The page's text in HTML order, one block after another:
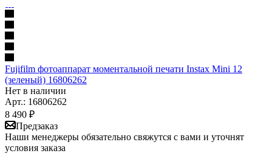
Fujifilm фотоаппарат моментальной печати Instax Mini 12
(зеленый) 16806262
Нет в наличии
Арт.: 16806262
8 490 ₽
Предзаказ
Наши менеджеры обязательно свяжутся с вами и уточнят
условия заказа